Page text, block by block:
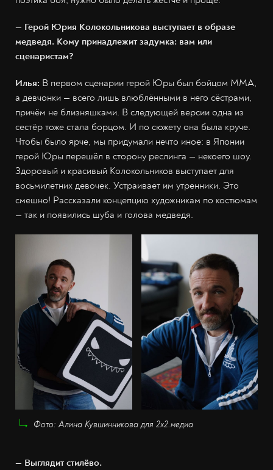
— Герой Юрия Колокольникова выступает в образе
медведя. Кому принадлежит задумка: вам или
сценаристам?
Илья: В первом сценарии герой Юры был бойцом MMA,
а девчонки — всего лишь влюблёнными в него сёстрами,
причём не близняшками. В следующей версии одна из
сестёр тоже стала борцом. И по сюжету она была круче.
Чтобы было ярче, мы придумали нечто иное: в Японии
герой Юры перешёл в сторону реслинга — некоего шоу.
Здоровый и красивый Колокольников выступает для
восьмилетних девочек. Устраивает им утренники. Это
смешно! Рассказали концепцию художникам по костюмам
— так и появились шуба и голова медведя.
Фото: Алина Кувшинникова для 2х2.медиа
— Выглядит стилёво.